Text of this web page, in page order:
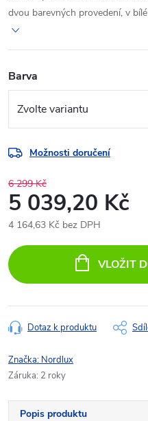
dvou barevných provedení, v
Barva
Možnosti doručení
6 299 Kč
5 039,20 Kč
4 164,63 Kč bez DPH
cena:
VLOŽIT
Dotaz k produktu
Značka: Nordlux
Záruka: 2 roky
Popis produktu